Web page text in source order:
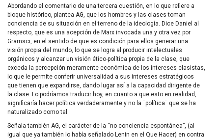
Abordando el comentario de una tercera cuestión, en lo que refiere a
bloque histórico, plantea AG, que los hombres y las clases toman
conciencia de su situación en el terreno de la ideología. Dice Daniel al
respecto, que es una acepción de Marx invocada una y otra vez por
Gramsci, en el sentido de que es condición para ellos generar una
visión propia del mundo, lo que se logra al producir intelectuales
orgánicos y alcanzar un visión ético-política propia de la clase, que
exceda la percepción meramente económica de los intereses clasistas,
lo que le permite conferir universalidad a sus intereses estratégicos
que tienen que expandirse, dando lugar así a la capacidad dirigente de
la clase. Lo podríamos traducir hoy, en cuanto a que esto en realidad,
significaría hacer política verdaderamente y no la ¨política¨ que se ha
naturalizado como tal.
Señala también AG, el carácter de la “no conciencia espontánea”, (al
igual que ya también lo había señalado Lenin en el Que Hacer) en contra